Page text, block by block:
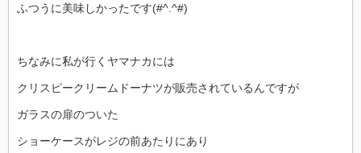
ふつうに美味しかったです(#^.^#)
ちなみに私が行くヤマナカには
クリスピークリームドーナツが販売されているんですが
ガラスの扉のついた
ショーケースがレジの前あたりにあり